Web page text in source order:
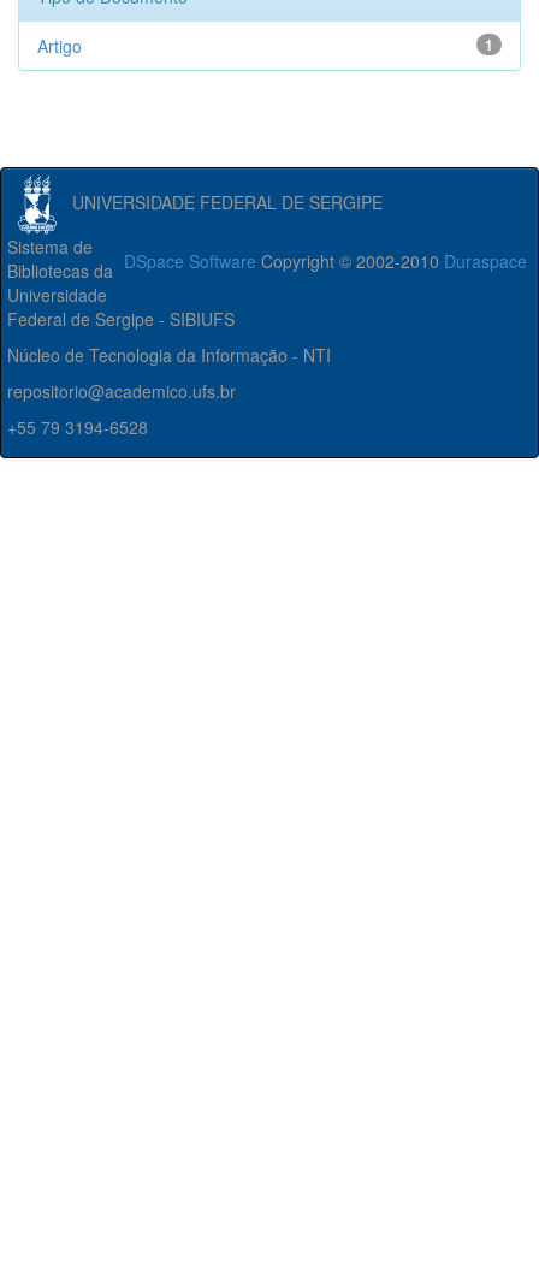
1
Artigo
UNIVERSIDADE FEDERAL DE SERGIPE
DSpace Software Copyright © 2002-2010 Duraspace
Sistema de
Bibliotecas da
Universidade
Federal de Sergipe - SIBIUFS
Núcleo de Tecnologia da Informação - NTI
repositorio@academico.ufs.br
+55 79 3194-6528